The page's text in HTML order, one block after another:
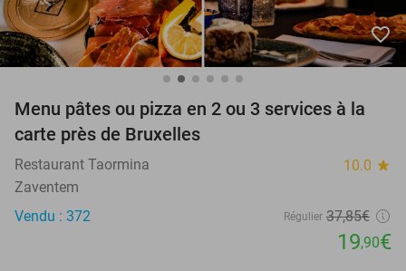
favorite_border
Menu pâtes ou pizza en 2 ou 3 services à la
carte près de Bruxelles
Restaurant Taormina 10.0 star
Zaventem
Vendu : 372
Régulier 37,85€
19,90€